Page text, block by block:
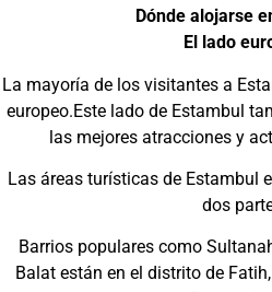
Dónde alojarse
El lado
La mayoría de los visitantes a
europeo.Este lado de Estambul
las mejores atracciones y
Las áreas turísticas de Estambul
dos
Barrios populares como
Balat están en el distrito de